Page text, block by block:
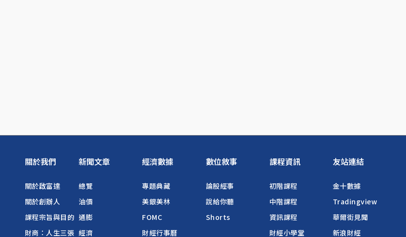
關於我們
關於啟富達
關於創辦人
課程宗旨與目的
財商：人生三張
新聞文章
總覽
油價
通膨
經濟
經濟數據
專題典藏
美銀美林
FOMC
財經行事曆
數位敘事
論股經事
說給你聽
Shorts
課程資訊
初階課程
中階課程
資訊課程
財經小學堂
友站連結
金十數據
Tradingview
華爾街見聞
新浪財經